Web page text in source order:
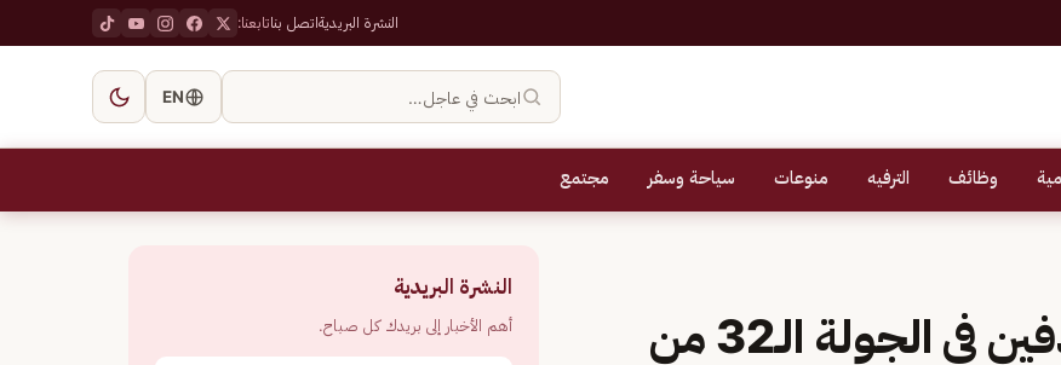
النشرة البريديةاتصل بناتابعنا:
ابحث في عاجل… EN
وظائف الترفيه منوعات سياحة وسفر مجتمع
الاتحاد يكسب ضمك بهدفين في الجولة الـ32 من
النشرة البريدية
أهم الأخبار إلى بريدك كل صباح.